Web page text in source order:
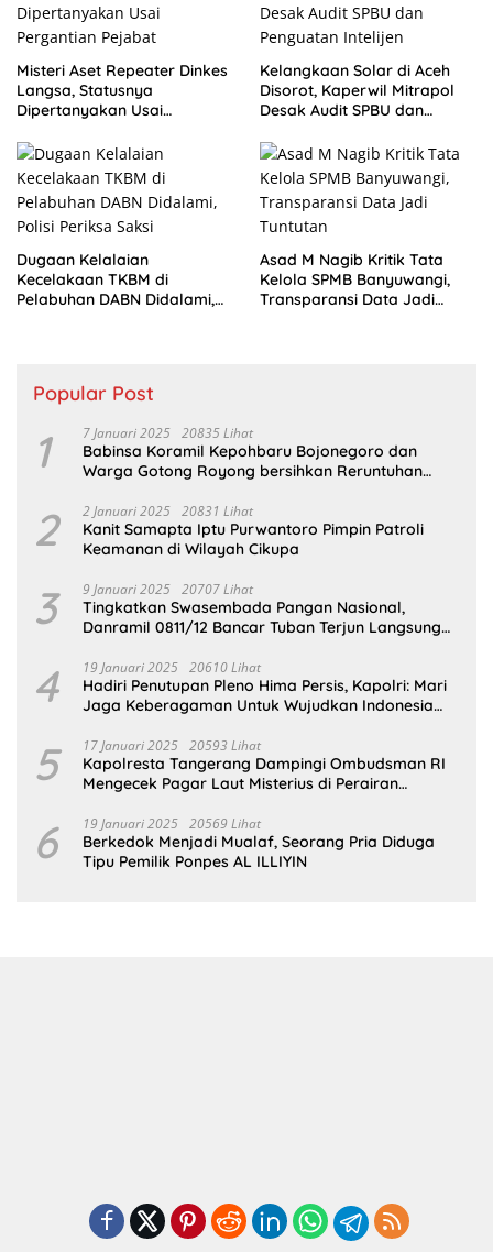
Misteri Aset Repeater Dinkes
Langsa, Statusnya
Dipertanyakan Usai
Kelangkaan Solar di Aceh
Disorot, Kaperwil Mitrapol
Desak Audit SPBU dan
Dugaan Kelalaian
Kecelakaan TKBM di
Pelabuhan DABN Didalami,
Asad M Nagib Kritik Tata
Kelola SPMB Banyuwangi,
Transparansi Data Jadi
Popular Post
1 7 Januari 2025 20835 Lihat
Babinsa Koramil Kepohbaru Bojonegoro dan
Warga Gotong Royong bersihkan Reruntuhan
2 2 Januari 2025 20831 Lihat
Kanit Samapta Iptu Purwantoro Pimpin Patroli
Keamanan di Wilayah Cikupa
3 9 Januari 2025 20707 Lihat
Tingkatkan Swasembada Pangan Nasional,
Danramil 0811/12 Bancar Tuban Terjun Langsung
4 19 Januari 2025 20610 Lihat
Hadiri Penutupan Pleno Hima Persis, Kapolri: Mari
Jaga Keberagaman Untuk Wujudkan Indonesia
5 17 Januari 2025 20593 Lihat
Kapolresta Tangerang Dampingi Ombudsman RI
Mengecek Pagar Laut Misterius di Perairan
6 19 Januari 2025 20569 Lihat
Berkedok Menjadi Mualaf, Seorang Pria Diduga
Tipu Pemilik Ponpes AL ILLIYIN